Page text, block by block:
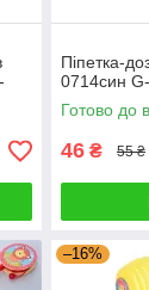
Піпетка-
0714син
Готово до
46 ₴ 55 ₴
–16%